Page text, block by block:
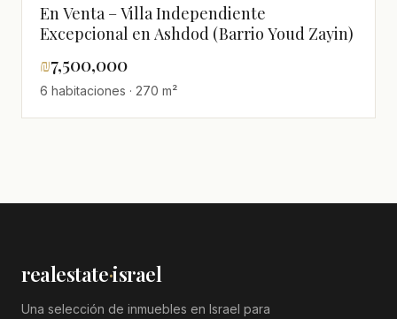
En Venta – Villa Independiente
Excepcional en Ashdod (Barrio Youd Zayin)
₪7,500,000
6 habitaciones · 270 m²
realestate·israel
Una selección de inmuebles en Israel para